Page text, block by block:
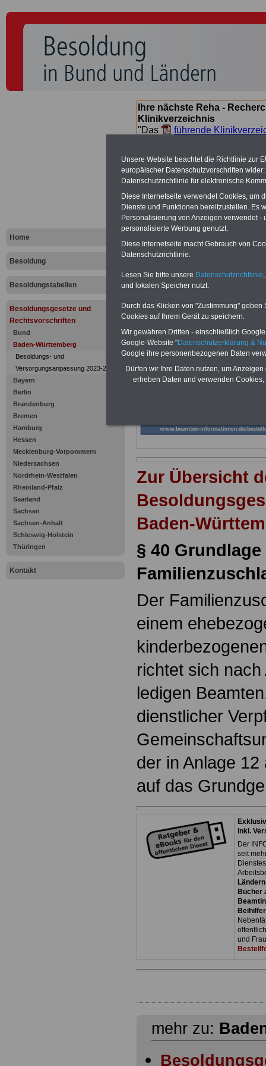
Home
Besoldung
Besoldungstabellen
Besoldungsgesetze und
Rechtsvorschriften
Bund
Baden-Württemberg
Besoldungs- und
Versorgungsanpassung 2023-2025
Bayern
Berlin
Brandenburg
Bremen
Hamburg
Hessen
Mecklenburg-Vorpommern
Niedersachsen
Nordrhein-Westfalen
Rheinland-Pfalz
Saarland
Sachsen
Sachsen-Anhalt
Schleswig-Holstein
Thüringen
Kontakt
Ihre nächste Reha -
Klinikverzeichnis
"Das
führende
suchen. Beamtinnen und
Angebote nach
Landes
Grundlage
Zur Übersicht
Baden-
§ 40 Grundlage
Der
einem
richtet sich
ledigen
dienstlicher
der in Anlage
auf das
inkl.
Der
seit
Ländern
Bücher
und
mehr zu:
Unsere Website beachtet die Richtlinie zur
europäischer Datenschutzvorschriften
Datenschutzrichtlinie für elektronische
Diese Internetseite verwendet Cookies, um
Dienste und Funktionen bereitzustellen. Es
Personalisierung von Anzeigen verwendet
personalisierte Werbung genutzt.
Diese Internetseite macht Gebrauch von
Datenschutzrichtlinie.
Lesen Sie bitte unsere Datenschutzrichtlinie
und lokalen Speicher nutzt.
Durch das Klicken von "Zustimmung"
Cookies auf Ihrem Gerät zu speichern.
Wir gewähren Dritten - einschließlich
Google-Website "Datenschutzerklärung &
Google ihre personenbezogenen Daten
Dürfen wir Ihre Daten nutzen, um
erheben Daten und verwenden